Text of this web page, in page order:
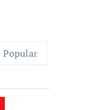
Popular